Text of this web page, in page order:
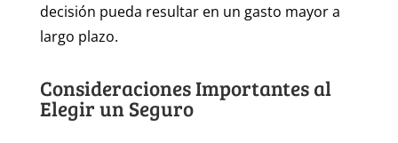
decisión pueda resultar en un gasto mayor a
largo plazo.
Consideraciones Importantes al
Elegir un Seguro